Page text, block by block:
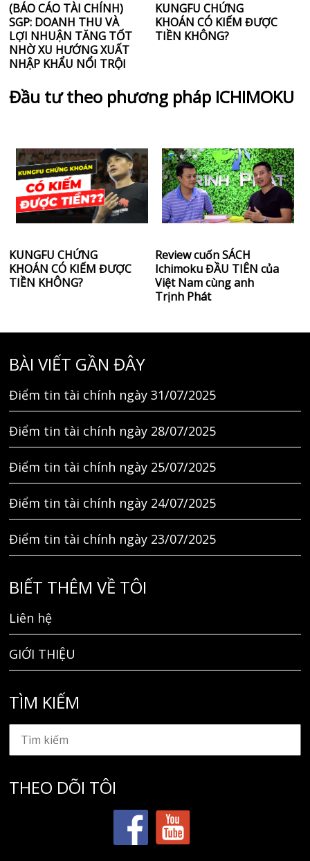
(BÁO CÁO TÀI CHÍNH)
SGP: DOANH THU VÀ
LỢI NHUẬN TĂNG TỐT
NHỜ XU HƯỚNG XUẤT
NHẬP KHẨU NỔI TRỘI
KUNGFU CHỨNG
KHOÁN CÓ KIẾM ĐƯỢC
TIỀN KHÔNG?
Đầu tư theo phương pháp ICHIMOKU
KUNGFU CHỨNG
KHOÁN CÓ KIẾM ĐƯỢC
TIỀN KHÔNG?
Review cuốn SÁCH
Ichimoku ĐẦU TIÊN của
Việt Nam cùng anh
Trịnh Phát
BÀI VIẾT GẦN ĐÂY
Điểm tin tài chính ngày 31/07/2025
Điểm tin tài chính ngày 28/07/2025
Điểm tin tài chính ngày 25/07/2025
Điểm tin tài chính ngày 24/07/2025
Điểm tin tài chính ngày 23/07/2025
BIẾT THÊM VỀ TÔI
Liên hệ
GIỚI THIỆU
TÌM KIẾM
THEO DÕI TÔI